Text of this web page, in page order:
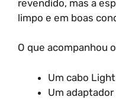
revendido, mas a
limpo e em boas
O que acompanhou
Um cabo
Um